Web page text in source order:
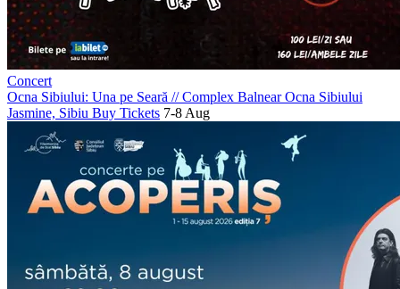
Concert
Ocna Sibiului: Una pe Seară //Complex Balnear Ocna Sibiului
Jasmine, Sibiu Buy Tickets 7-8 Aug